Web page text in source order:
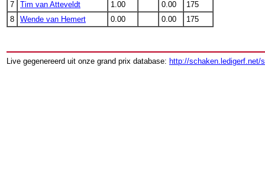
7
Tim van Atteveldt 1.00 0.00
175
8
Wende van Hemert 0.00 0.00 175
Live gegenereerd uit onze grand prix database: http://schaken.ledigerf.net/